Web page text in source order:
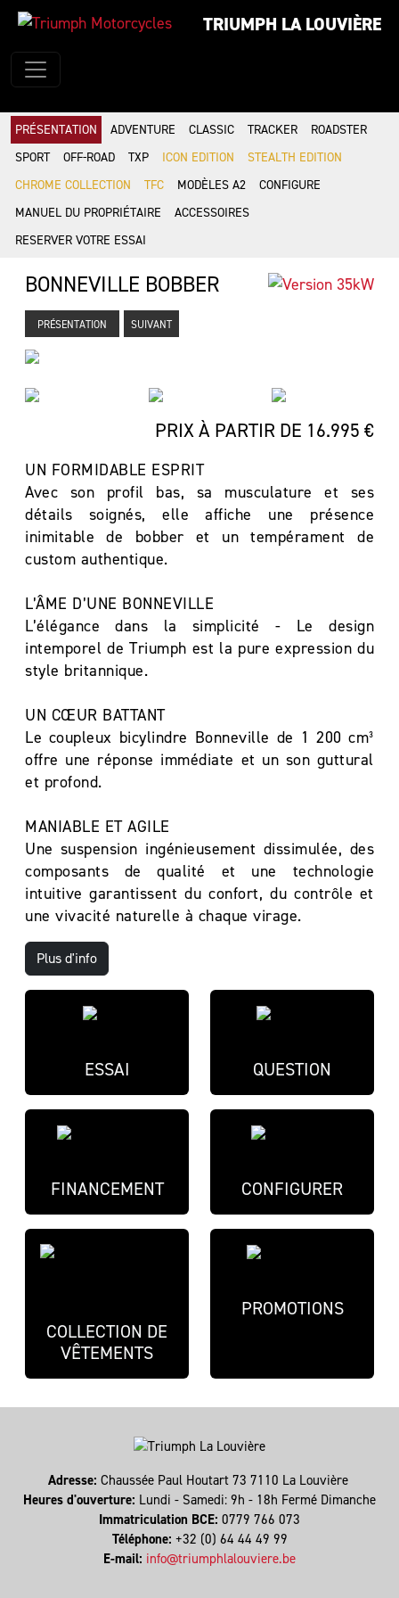
TRIUMPH LA LOUVIÈRE
PRÉSENTATION ADVENTURE CLASSIC TRACKER
ROADSTER
SPORT
OFF-ROAD TXP ICON EDITION
STEALTH EDITION
CHROME COLLECTION
TFC MODÈLES A2
CONFIGURE
MANUEL DU PROPRIÉTAIRE
ACCESSOIRES
RESERVER VOTRE ESSAI
BONNEVILLE BOBBER
PRÉSENTATION SUIVANT
PRIX À PARTIR DE 16.995 €
UN FORMIDABLE ESPRIT
Avec son profil bas, sa musculature et ses
détails soignés, elle affiche une présence
inimitable de bobber et un tempérament de
custom authentique.
L’ÂME D’UNE BONNEVILLE
L’élégance dans la simplicité - Le design
intemporel de Triumph est la pure expression du
style britannique.
UN CŒUR BATTANT
Le coupleux bicylindre Bonneville de 1 200 cm³
offre une réponse immédiate et un son guttural
et profond.
MANIABLE ET AGILE
Une suspension ingénieusement dissimulée, des
composants de qualité et une technologie
intuitive garantissent du confort, du contrôle et
une vivacité naturelle à chaque virage.
Plus d'info
ESSAI QUESTION
FINANCEMENT CONFIGURER
COLLECTION DE
VÊTEMENTS
PROMOTIONS
Adresse: Chaussée Paul Houtart 73 7110 La Louvière
Heures d'ouverture: Lundi - Samedi: 9h - 18h Fermé Dimanche
Immatriculation BCE: 0779 766 073
Téléphone: +32 (0) 64 44 49 99
E-mail: info@triumphlalouviere.be